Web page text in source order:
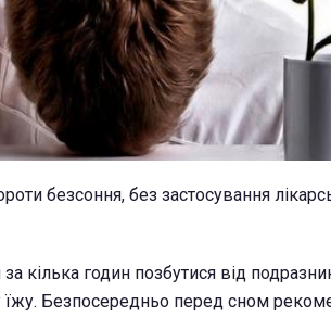
безсоння, без застосування
кілька годин позбутися від
їжу. Безпосередньо перед сном